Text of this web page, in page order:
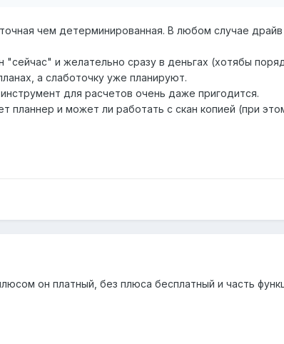
чем детерминированная. В любом случае
и желательно сразу в деньгах (хотябы
а слаботочку уже планируют.
для расчетов очень даже пригодится.
и может ли работать с скан копией (при
он платный, без плюса бесплатный и часть